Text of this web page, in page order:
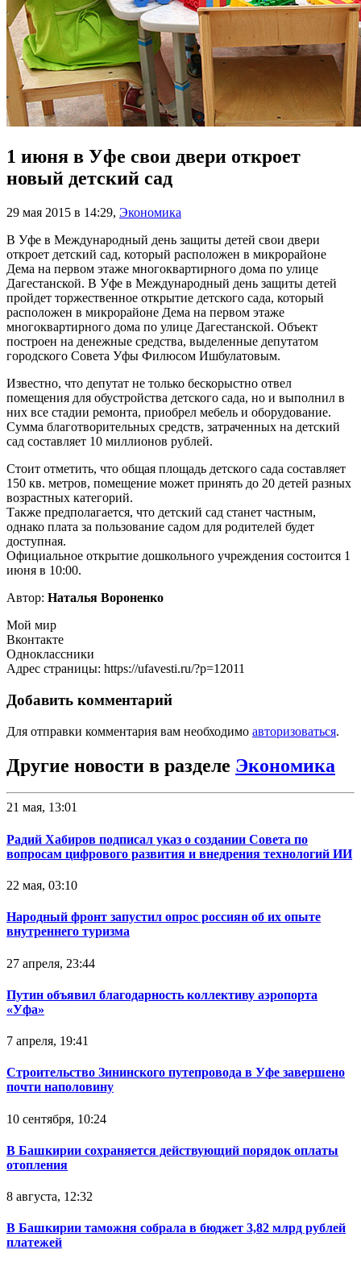
1 июня в Уфе свои двери откроет
новый детский сад
29 мая 2015 в 14:29, Экономика
В Уфе в Международный день защиты детей свои двери
откроет детский сад, который расположен в микрорайоне
Дема на первом этаже многоквартирного дома по улице
Дагестанской. В Уфе в Международный день защиты детей
пройдет торжественное открытие детского сада, который
расположен в микрорайоне Дема на первом этаже
многоквартирного дома по улице Дагестанской. Объект
построен на денежные средства, выделенные депутатом
городского Совета Уфы Филюсом Ишбулатовым.
Известно, что депутат не только бескорыстно отвел
помещения для обустройства детского сада, но и выполнил в
них все стадии ремонта, приобрел мебель и оборудование.
Сумма благотворительных средств, затраченных на детский
сад составляет 10 миллионов рублей.
Стоит отметить, что общая площадь детского сада составляет
150 кв. метров, помещение может принять до 20 детей разных
возрастных категорий.
Также предполагается, что детский сад станет частным,
однако плата за пользование садом для родителей будет
доступная.
Официальное открытие дошкольного учреждения состоится 1
июня в 10:00.
Автор: Наталья Вороненко
Мой мир
Вконтакте
Одноклассники
Адрес страницы: https://ufavesti.ru/?p=12011
Добавить комментарий
Для отправки комментария вам необходимо авторизоваться.
Другие новости в разделе Экономика
21 мая, 13:01
Радий Хабиров подписал указ о создании Совета по
вопросам цифрового развития и внедрения технологий ИИ
22 мая, 03:10
Народный фронт запустил опрос россиян об их опыте
внутреннего туризма
27 апреля, 23:44
Путин объявил благодарность коллективу аэропорта
«Уфа»
7 апреля, 19:41
Строительство Зининского путепровода в Уфе завершено
почти наполовину
10 сентября, 10:24
В Башкирии сохраняется действующий порядок оплаты
отопления
8 августа, 12:32
В Башкирии таможня собрала в бюджет 3,82 млрд рублей
платежей